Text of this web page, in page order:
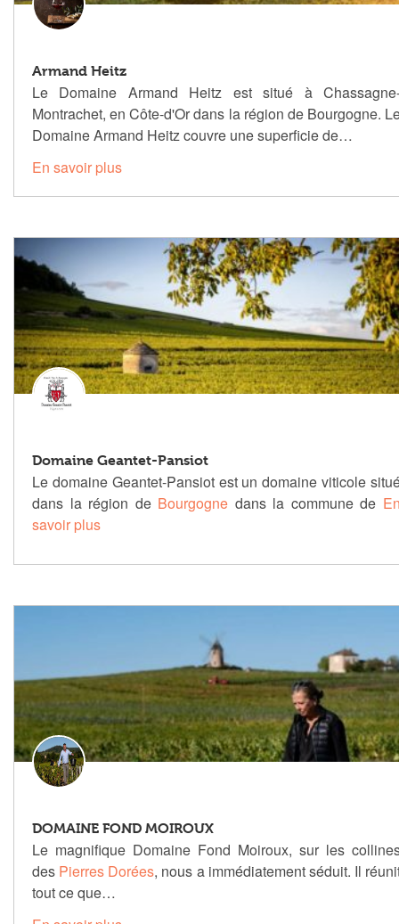
Armand Heitz
Le Domaine Armand Heitz est situé à
Montrachet, en Côte-d'Or dans la région de Bourgogne.
Domaine Armand Heitz couvre une superficie de…
En savoir plus
Domaine Geantet-Pansiot
Le domaine Geantet-Pansiot est un domaine viticole
dans la région de Bourgogne dans la commune de
savoir plus
DOMAINE FOND MOIROUX
Le magnifique Domaine Fond Moiroux, sur les
des Pierres Dorées, nous a immédiatement séduit. Il
tout ce que…